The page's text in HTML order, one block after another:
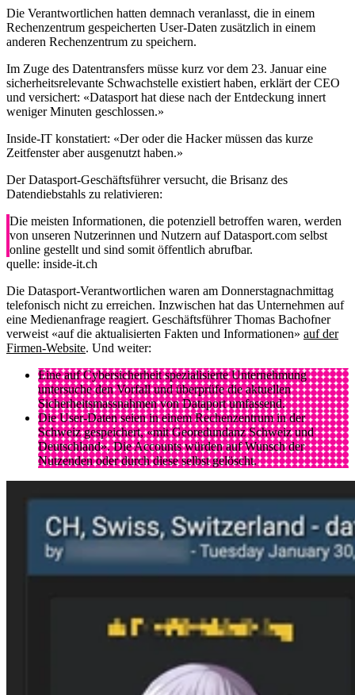
Die Verantwortlichen hatten demnach veranlasst, die in einem
Rechenzentrum gespeicherten User-Daten zusätzlich in einem
anderen Rechenzentrum zu speichern.
Im Zuge des Datentransfers müsse kurz vor dem 23. Januar eine
sicherheitsrelevante Schwachstelle existiert haben, erklärt der CEO
und versichert: «Datasport hat diese nach der Entdeckung innert
weniger Minuten geschlossen.»
Inside-IT konstatiert: «Der oder die Hacker müssen das kurze
Zeitfenster aber ausgenutzt haben.»
Der Datasport-Geschäftsführer versucht, die Brisanz des
Datendiebstahls zu relativieren:
Die meisten Informationen, die potenziell betroffen waren, werden
von unseren Nutzerinnen und Nutzern auf Datasport.com selbst
online gestellt und sind somit öffentlich abrufbar.
quelle: inside-it.ch
Die Datasport-Verantwortlichen waren am Donnerstagnachmittag
telefonisch nicht zu erreichen. Inzwischen hat das Unternehmen auf
eine Medienanfrage reagiert. Geschäftsführer Thomas Bachofner
verweist «auf die aktualisierten Fakten und Informationen» auf der
Firmen-Website. Und weiter:
Eine auf Cybersicherheit spezialisierte Unternehmung
untersuche den Vorfall und überprüfe die aktuellen
Sicherheitsmassnahmen von Dataport umfassend.
Die User-Daten seien in einem Rechenzentrum in der
Schweiz gespeichert, «mit Georedundanz Schweiz und
Deutschland». Die Accounts würden auf Wunsch der
Nutzenden oder durch diese selbst gelöscht.